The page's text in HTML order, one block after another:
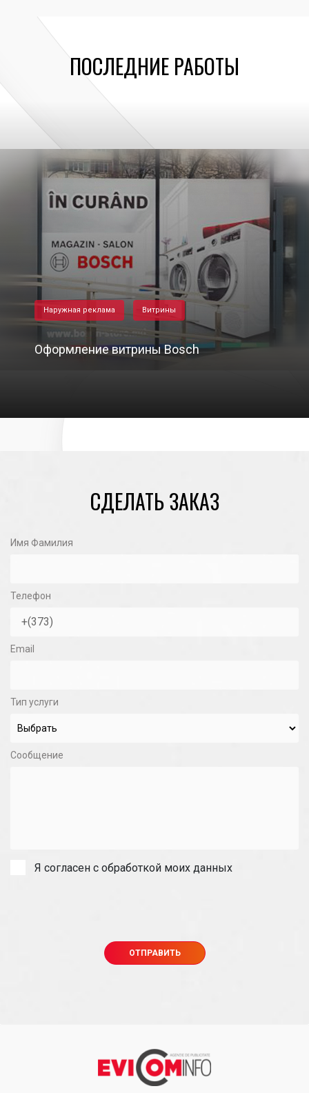
ПОСЛЕДНИЕ РАБОТЫ
Наружная реклама Витрины
Оформление витрины Bosch
СДЕЛАТЬ ЗАКАЗ
Имя Фамилия
Телефон
Email
Тип услуги
Сообщение
Я согласен с обработкой моих данных